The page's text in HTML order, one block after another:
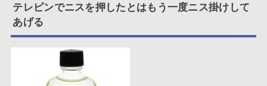
テレピンでニスを押したとはもう一度ニス掛けして
あげる